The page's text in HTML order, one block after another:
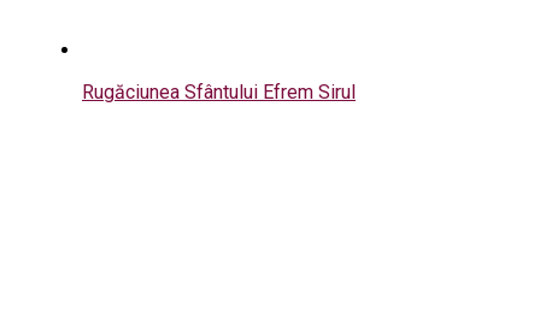
Rugăciunea Sfântului Efrem Sirul